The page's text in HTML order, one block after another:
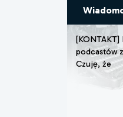
[KONTAKT]
podcastów z
Czuję, że m